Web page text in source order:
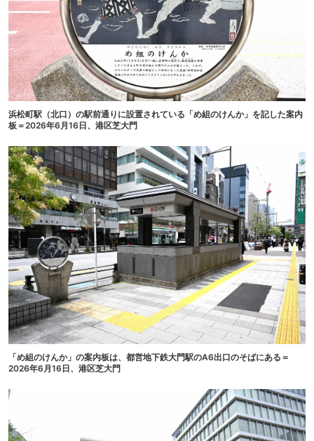
浜松町駅（北口）の駅前通りに設置されている「め組のけんか」を記した案内
板＝2026年6月16日、港区芝大門
「め組のけんか」の案内板は、都営地下鉄大門駅のA6出口のそばにある＝
2026年6月16日、港区芝大門